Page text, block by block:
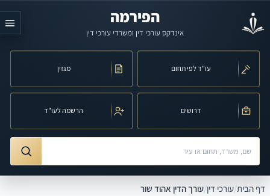
הפירמה
אינדקס עורכי דין ומשרדי עורכי דין
עו"ד לפי תחום מגזין
דרושים הרשמה לעו"ד
חיפוש לפי שם, משרד, תחום משפט או עיר
דף הבית/עורכי דין/עורך הדין אהוד שור